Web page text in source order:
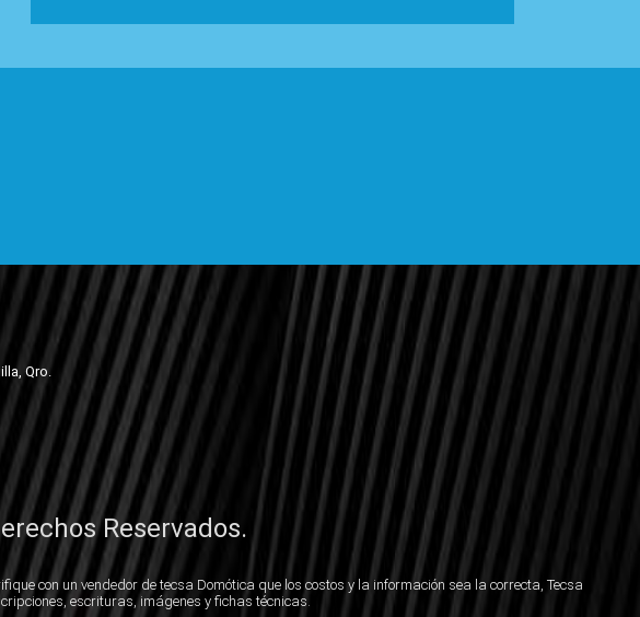
Qro.
Reservados.
con un vendedor de tecsa Domótica que los costos y la información sea la correcta, Tecsa
escrituras, imágenes y fichas técnicas.